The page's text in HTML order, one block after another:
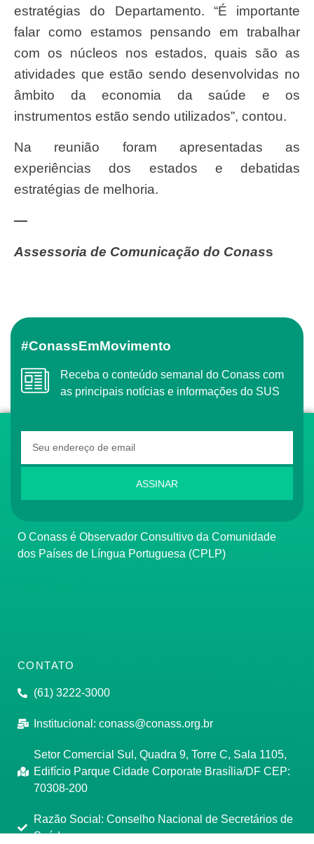
estratégias do Departamento. “É importante
falar como estamos pensando em trabalhar
com os núcleos nos estados, quais são as
atividades que estão sendo desenvolvidas no
âmbito da economia da saúde e os
instrumentos estão sendo utilizados”, contou.
Na reunião foram apresentadas as
experiências dos estados e debatidas
estratégias de melhoria.
—
Assessoria de Comunicação do Conass
#ConassEmMovimento
Receba o conteúdo semanal do Conass com
as principais notícias e informações do SUS
ASSINAR
O Conass é Observador Consultivo da Comunidade
dos Países de Língua Portuguesa (CPLP)
CONTATO
(61) 3222-3000
Institucional: conass@conass.org.br
Setor Comercial Sul, Quadra 9, Torre C, Sala 1105,
Edifício Parque Cidade Corporate Brasília/DF CEP:
70308-200
Razão Social: Conselho Nacional de Secretários de
Saúde